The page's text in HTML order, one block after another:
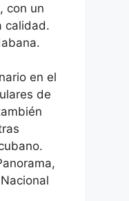
con un
calidad.
en el
de